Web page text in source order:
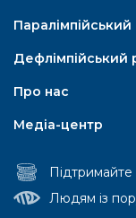
Паралімпійський
Дефлімпійський
Про нас
Медіа-центр
Людям із